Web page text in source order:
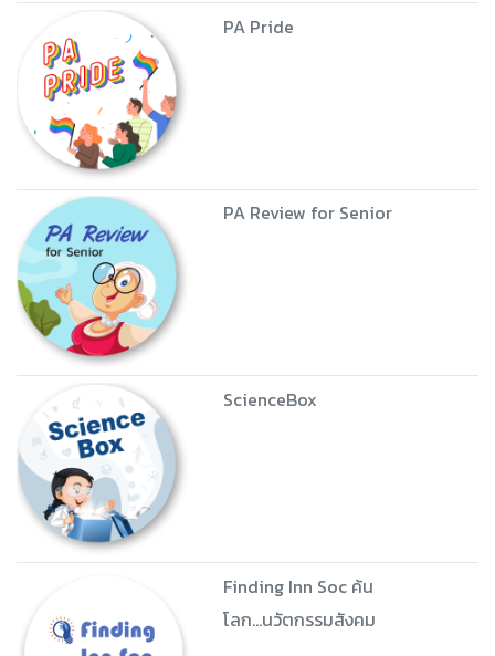
PA Pride
PA Review for Senior
ScienceBox
Finding Inn Soc ค้น
โลก...นวัตกรรมสังคม